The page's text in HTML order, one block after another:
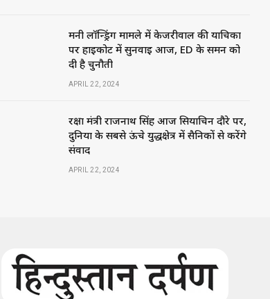
मनी लॉन्ड्रिंग मामले में केजरीवाल की याचिका
पर हाईकोर्ट में सुनवाई आज, ED के समन को
दी है चुनौती
APRIL 22, 2024
रक्षा मंत्री राजनाथ सिंह आज सियाचिन दौरे पर,
दुनिया के सबसे ऊंचे युद्धक्षेत्र में सैनिकों से करेंगे
संवाद
APRIL 22, 2024